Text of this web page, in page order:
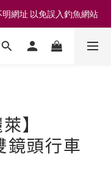
運 | 可門市取貨/安裝
網址 以免誤入釣魚網站
運 | 可門市取貨/安裝
】
鏡頭行車